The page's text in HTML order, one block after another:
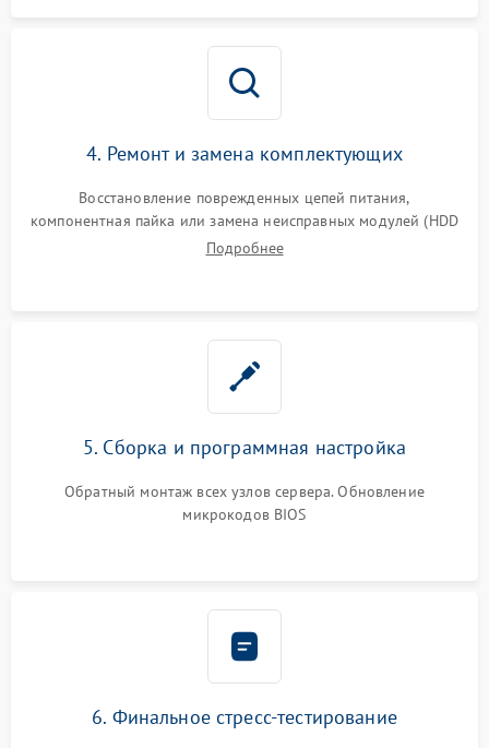
4. Ремонт и замена комплектующих
Восстановление поврежденных цепей питания,
компонентная пайка или замена неисправных модулей (HDD
Подробнее
5. Сборка и программная настройка
Обратный монтаж всех узлов сервера. Обновление
микрокодов BIOS
6. Финальное стресс-тестирование